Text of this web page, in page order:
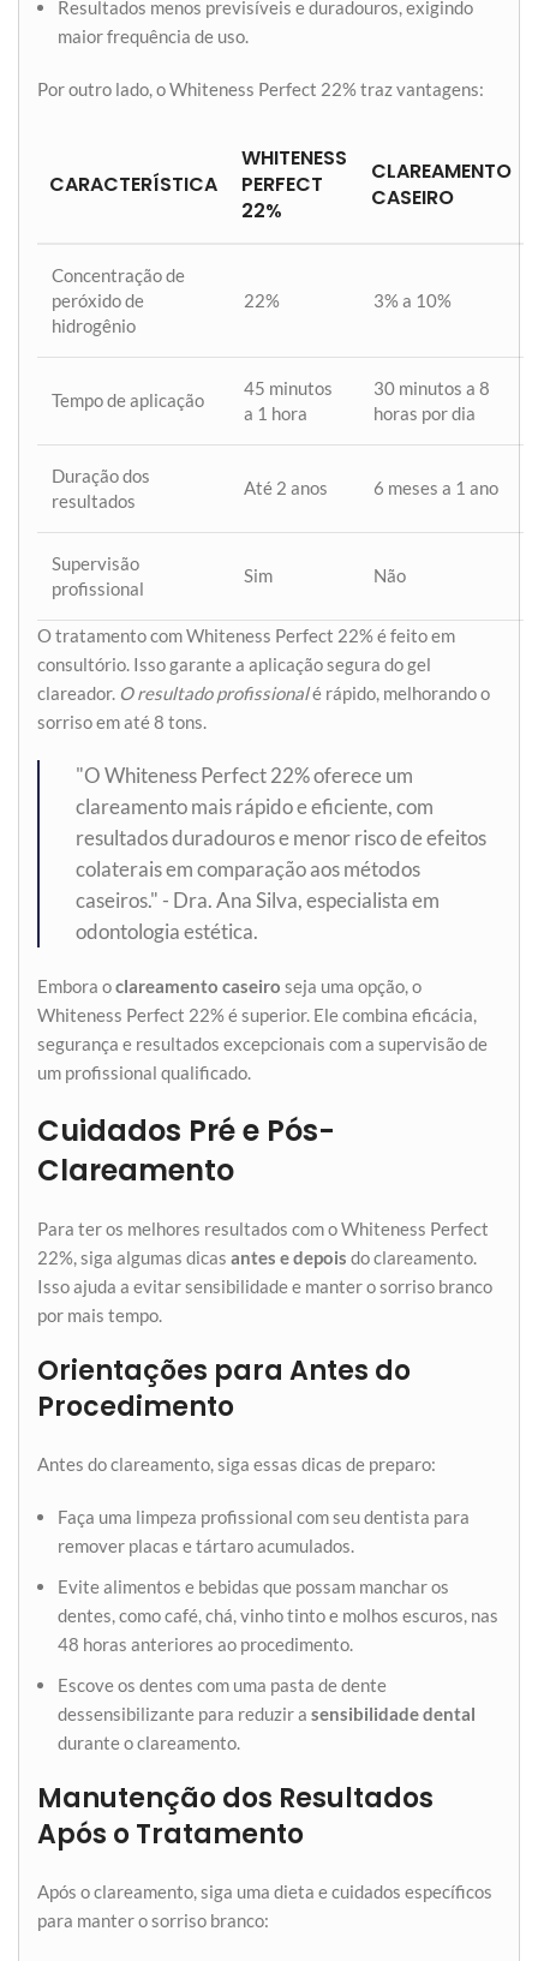
Resultados menos previsíveis e duradouros, exigindo
maior frequência de uso.
Por outro lado, o Whiteness Perfect 22% traz vantagens:
CARACTERÍSTICA
WHITENESS
PERFECT
22%
CLAREAMENTO
CASEIRO
Concentração de
peróxido de
hidrogênio
22% 3% a 10%
Tempo de aplicação
45 minutos
a 1 hora
30 minutos a 8
horas por dia
Duração dos
resultados
Até 2 anos 6 meses a 1 ano
Supervisão
profissional
Sim Não
O tratamento com Whiteness Perfect 22% é feito em
consultório. Isso garante a aplicação segura do gel
clareador. O resultado profissionalé rápido, melhorando o
sorriso em até 8 tons.
"O Whiteness Perfect 22% oferece um
clareamento mais rápido e eficiente, com
resultados duradouros e menor risco de efeitos
colaterais em comparação aos métodos
caseiros." - Dra. Ana Silva, especialista em
odontologia estética.
Embora oclareamento caseiro seja uma opção, o
Whiteness Perfect 22% é superior. Ele combina eficácia,
segurança e resultados excepcionais com a supervisão de
um profissional qualificado.
Cuidados Pré e Pós-
Clareamento
Para ter os melhores resultados com o Whiteness Perfect
22%, siga algumas dicas antes e depois do clareamento.
Isso ajuda a evitar sensibilidade e manter o sorriso branco
por mais tempo.
Orientações para Antes do
Procedimento
Antes do clareamento, siga essas dicas de preparo:
Faça uma limpeza profissional com seu dentista para
remover placas e tártaro acumulados.
Evite alimentos e bebidas que possam manchar os
dentes, como café, chá, vinho tinto e molhos escuros, nas
48 horas anteriores ao procedimento.
Escove os dentes com uma pasta de dente
dessensibilizante para reduzir a sensibilidade dental
durante o clareamento.
Manutenção dos Resultados
Após o Tratamento
Após o clareamento, siga uma dieta e cuidados específicos
para manter o sorriso branco: